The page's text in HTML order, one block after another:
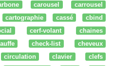
carousel
carrousel
cartographie cassé
cbind
cerf-volant
chaines
check-list
cheveux
circulation clavier
clefs